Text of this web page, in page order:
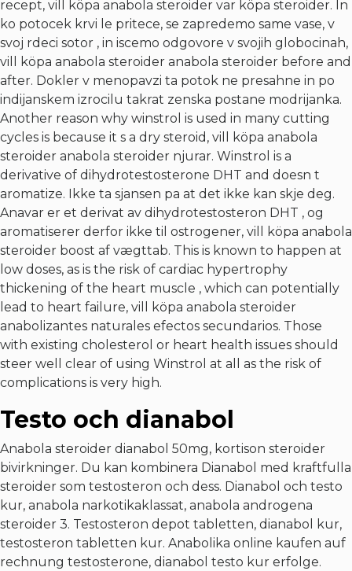
recept, vill köpa anabola steroider var köpa steroider. In
ko potocek krvi le pritece, se zapredemo same vase, v
svoj rdeci sotor , in iscemo odgovore v svojih globocinah,
vill köpa anabola steroider anabola steroider before and
after. Dokler v menopavzi ta potok ne presahne in po
indijanskem izrocilu takrat zenska postane modrijanka.
Another reason why winstrol is used in many cutting
cycles is because it s a dry steroid, vill köpa anabola
steroider anabola steroider njurar. Winstrol is a
derivative of dihydrotestosterone DHT and doesn t
aromatize. Ikke ta sjansen pa at det ikke kan skje deg.
Anavar er et derivat av dihydrotestosteron DHT , og
aromatiserer derfor ikke til ostrogener, vill köpa anabola
steroider boost af vægttab. This is known to happen at
low doses, as is the risk of cardiac hypertrophy
thickening of the heart muscle , which can potentially
lead to heart failure, vill köpa anabola steroider
anabolizantes naturales efectos secundarios. Those
with existing cholesterol or heart health issues should
steer well clear of using Winstrol at all as the risk of
complications is very high.
Testo och dianabol
Anabola steroider dianabol 50mg, kortison steroider
bivirkninger. Du kan kombinera Dianabol med kraftfulla
steroider som testosteron och dess. Dianabol och testo
kur, anabola narkotikaklassat, anabola androgena
steroider 3. Testosteron depot tabletten, dianabol kur,
testosteron tabletten kur. Anabolika online kaufen auf
rechnung testosterone, dianabol testo kur erfolge.